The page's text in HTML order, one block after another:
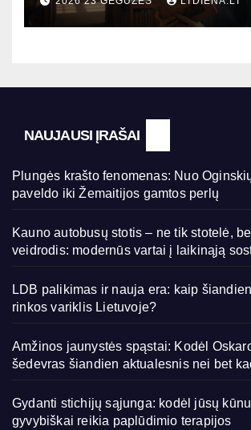
kada?
NAUJAUSI ĮRAŠAI
Plungės krašto fenomenas: Nuo
paveldo iki Žemaitijos gamtos perlų
Kauno autobusų stotis – ne tik stotelė,
veidrodis: modernūs vartai į laikinąją
LDB palikimas ir nauja era: kaip
rinkos variklis Lietuvoje?
Amžinos jaunystės spąstai: Kodėl
šedevras šiandien aktualesnis nei bet
Gydanti stichijų sąjunga: kodėl jūsų
gyvybiškai reikia paplūdimio terapijos